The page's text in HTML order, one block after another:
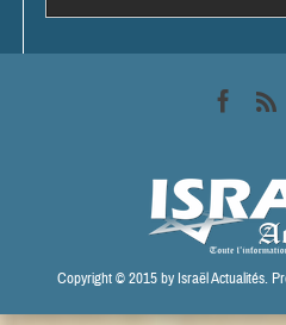
Copyright © 2015 by Israël Actualités.